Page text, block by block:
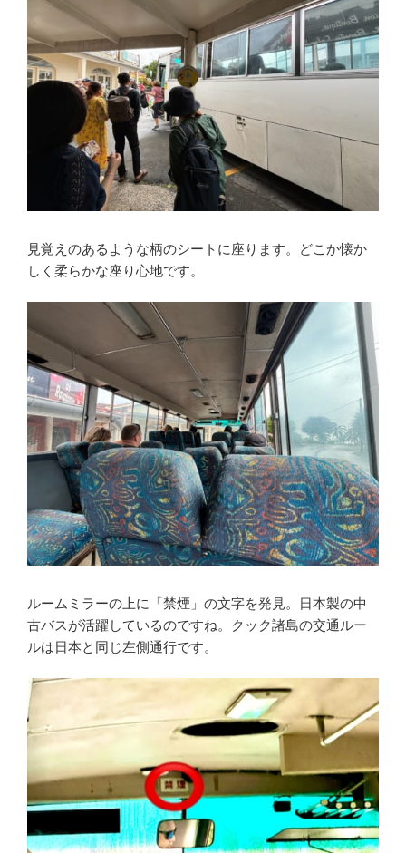
見覚えのあるような柄のシートに座ります。どこか懐か
しく柔らかな座り心地です。
ルームミラーの上に「禁煙」の文字を発見。日本製の中
古バスが活躍しているのですね。クック諸島の交通ルー
ルは日本と同じ左側通行です。